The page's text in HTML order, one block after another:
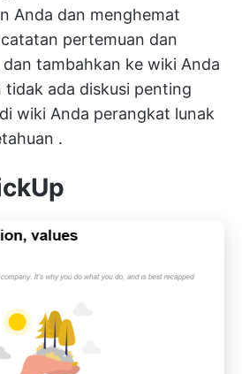
Anda dan menghemat
catatan pertemuan dan
tambahkan ke wiki Anda
ada diskusi penting
wiki Anda perangkat lunak
.